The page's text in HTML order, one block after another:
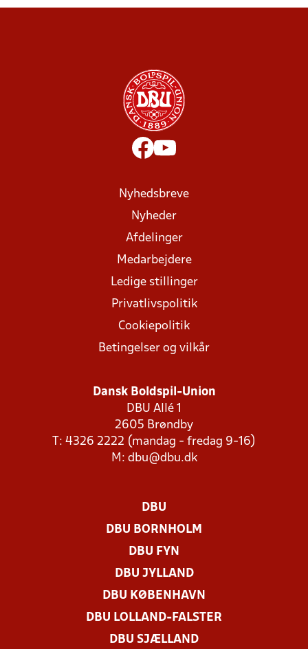
Nyhedsbreve
Nyheder
Afdelinger
Medarbejdere
Ledige stillinger
Privatlivspolitik
Cookiepolitik
Betingelser og vilkår
Dansk Boldspil-Union
DBU Allé 1
2605 Brøndby
T: 4326 2222 (mandag - fredag 9-16)
M: dbu@dbu.dk
DBU
DBU BORNHOLM
DBU FYN
DBU JYLLAND
DBU KØBENHAVN
DBU LOLLAND-FALSTER
DBU SJÆLLAND